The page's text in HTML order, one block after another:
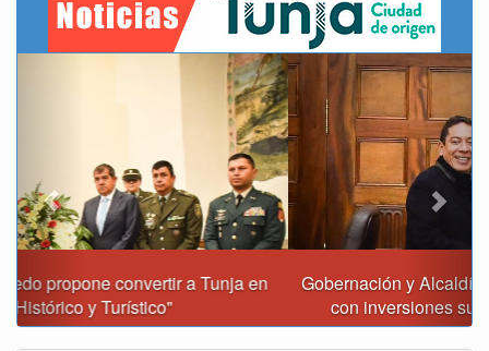
Gobernación y Alcaldía de Tunja revisan 120 proyectos
con inversiones superiores a $385.000 millones
Next